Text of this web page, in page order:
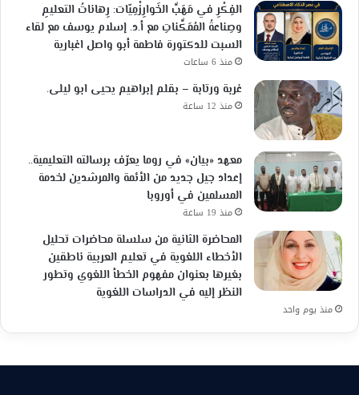
الفِكْرِ في مَهَبِّ الخَوارِزْمِيّات: رِهاناتُ التعليمِ
وصِناعةُ المُمَكِّناتِ مع أ.د. إسلام يوسف مع لقاء
السبت للدكتورة فاطمة أبو واصل اغبارية
منذ 6 ساعات
غربة ورتابة – بقلم إبراهيم يحيى ابو ليلى.
منذ 12 ساعة
معهد «بيان» في روما يعرّف برسالته التعليمية..
إعداد جيل جديد من الأئمة والمرشدين لخدمة
المسلمين في أوروبا
منذ 19 ساعة
المحاضرة الثانية من سلسلة محاضرات تحليل
الأخطاء اللغوية في تعليم العربية ناطقين
بغيرها بعنوان مفهوم الخطأ اللغوي وتطور
النظر إليه في الدراسات اللغوية
منذ يوم واحد